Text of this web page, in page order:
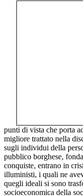
punti di vista che porta
migliore trattato nella
sugli individui della
pubblico borghese,
conquiste, entrano in
illuministi, i quali ne
quegli ideali si sono
socioeconomica della